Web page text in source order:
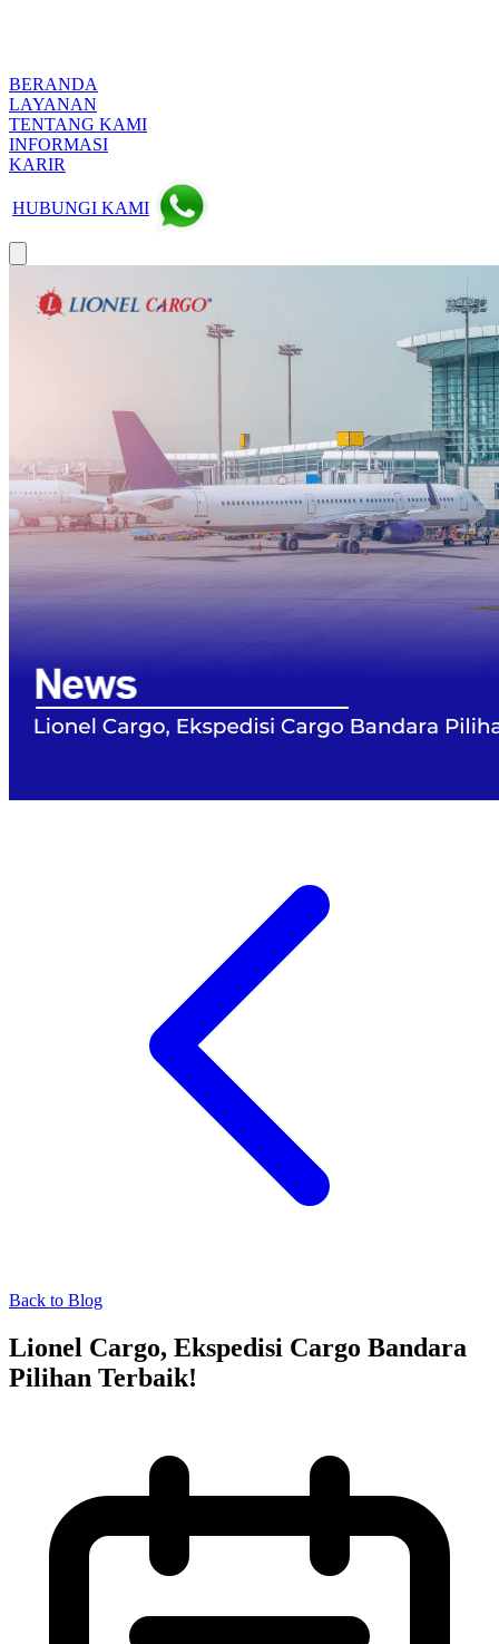
BERANDA
LAYANAN
TENTANG KAMI
INFORMASI
KARIR
HUBUNGI KAMI
Back to Blog
Lionel Cargo, Ekspedisi Cargo Bandara
Pilihan Terbaik!